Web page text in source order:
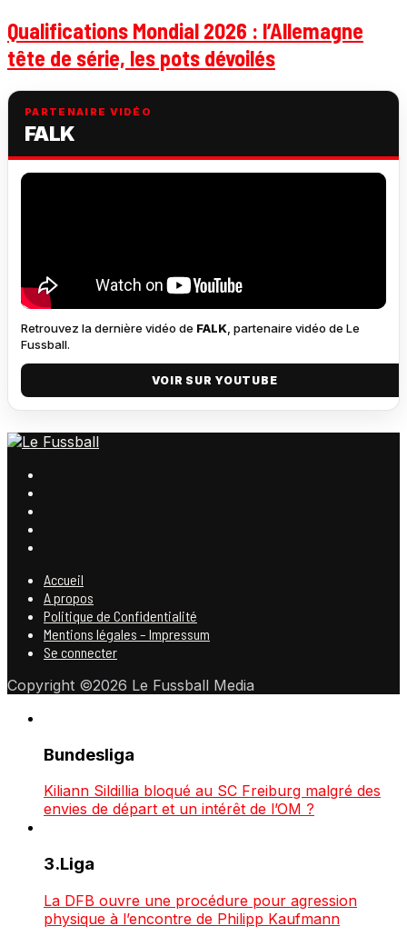
Qualifications Mondial 2026 : l’Allemagne
tête de série, les pots dévoilés
PARTENAIRE VIDÉO
FALK
Retrouvez la dernière vidéo de FALK , partenaire vidéo de Le
Fussball.
VOIR SUR YOUTUBE
Accueil
A propos
Politique de Confidentialité
Mentions légales – Impressum
Se connecter
Copyright ©2026 Le Fussball Media
Bundesliga
Kiliann Sildillia bloqué au SC Freiburg malgré des
envies de départ et un intérêt de l’OM ?
3.Liga
La DFB ouvre une procédure pour agression
physique à l’encontre de Philipp Kaufmann